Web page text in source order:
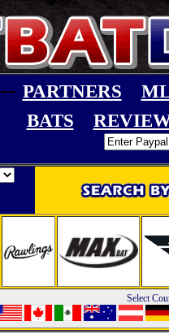
-- PARTNERS
BATS
Select